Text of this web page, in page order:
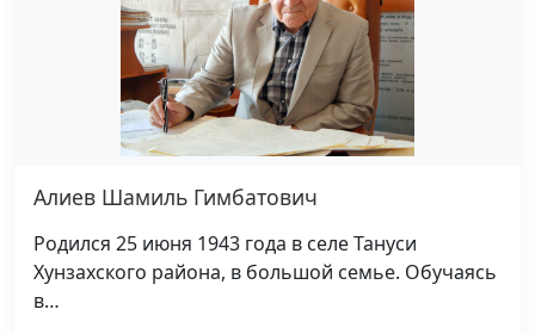
Алиев Шамиль Гимбатович
Родился 25 июня 1943 года в селе Тануси
Хунзахского района, в большой семье. Обучаясь
в…